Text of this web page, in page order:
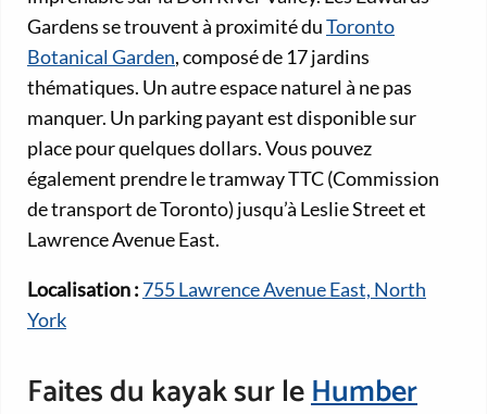
Gardens se trouvent à proximité duToronto
Botanical Garden, composé de 17 jardins
thématiques. Un autre espace naturel à ne pas
manquer. Un parking payant est disponible sur
place pour quelques dollars. Vous pouvez
également prendre le tramway TTC (Commission
de transport de Toronto) jusqu’à Leslie Street et
Lawrence Avenue East.
Localisation : 755 Lawrence Avenue East, North
York
Faites du kayak sur leHumber